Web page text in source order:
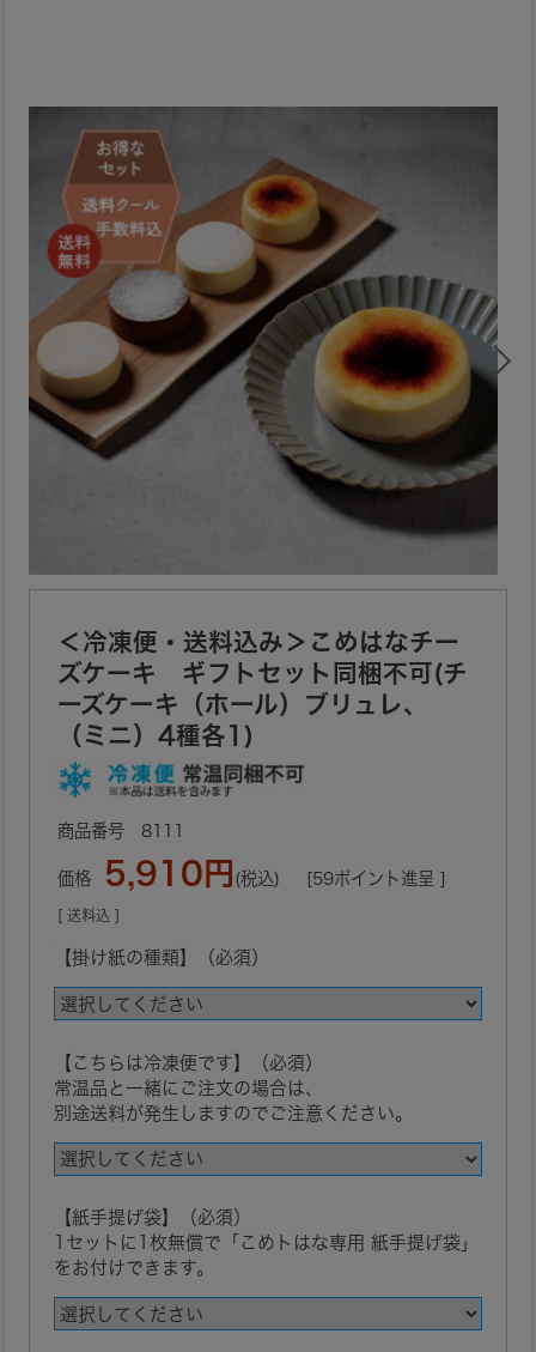
＜冷凍便・送料込み＞こめはなチー
ズケーキ ギフトセット同梱不可(チ
ーズケーキ（ホール）ブリュレ、
（ミニ）4種各1)
8111
価格 5,910円 (税込) [59ポイント進呈 ]
[ 送料込 ]
【掛け紙の種類】（必須）
【こちらは冷凍便です】（必須）
常温品と一緒にご注文の場合は、
別途送料が発生しますのでご注意ください。
【紙手提げ袋】（必須）
1セットに1枚無償で「こめトはな専用 紙手提げ袋」
をお付けできます。